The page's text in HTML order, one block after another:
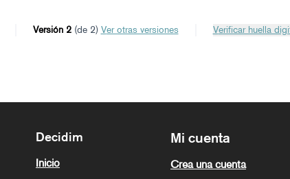
Versión 2(de 2) ver otras versiones Verificar huella
Decidim
Inicio
Mi cuenta
Crea una cuenta